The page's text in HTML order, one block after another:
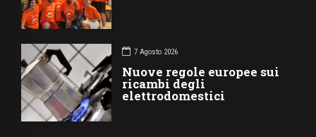
7 Agosto 2026
Nuove regole europee sui
ricambi degli
elettrodomestici